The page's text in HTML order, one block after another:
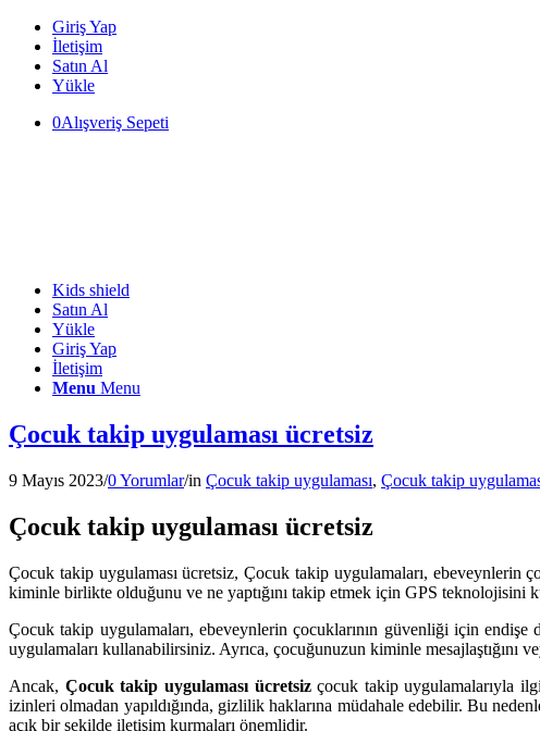
Giriş Yap
İletişim
Satın Al
Yükle
0Alışveriş Sepeti
Kids shield
Satın Al
Yükle
Giriş Yap
İletişim
Menu Menu
Çocuk takip uygulaması ücretsiz
9 Mayıs 2023/0 Yorumlar/in Çocuk takip uygulaması, Çocuk takip
Çocuk takip uygulaması ücretsiz
Çocuk takip uygulaması ücretsiz, Çocuk takip uygulamaları, ebeveynlerin
kiminle birlikte olduğunu ve ne yaptığını takip etmek için GPS teknolojisini
Çocuk takip uygulamaları, ebeveynlerin çocuklarının güvenliği için
uygulamaları kullanabilirsiniz. Ayrıca, çocuğunuzun kiminle
Ancak, Çocuk takip uygulaması ücretsizçocuk takip uygulamalarıyla
izinleri olmadan yapıldığında, gizlilik haklarına müdahale edebilir. Bu
açık bir şekilde iletişim kurmaları önemlidir.